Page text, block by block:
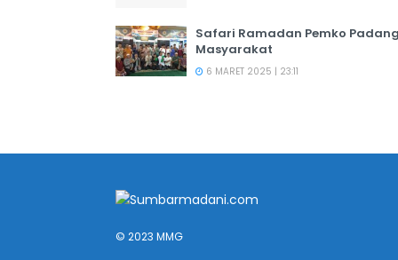
Safari Ramadan Pemko
Masyarakat
6 MARET 2025 | 23:11
© 2023 MMG